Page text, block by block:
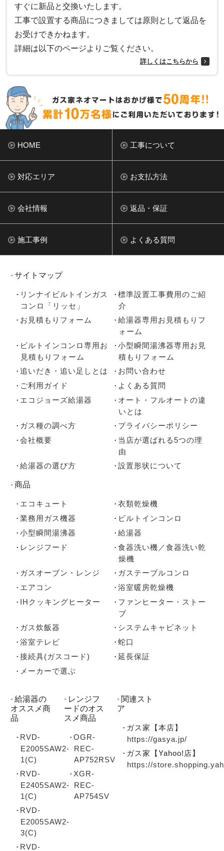
すぐに新品と交換いたします。
工事で設置する商品につきましては原則として返品を
お受けできかねます。
詳細は以下のページよりご覧ください。
詳しくはこちらから
HOME 工事について
対応エリア お支払方法
会社情報 返品・保証
施工事例 よくある質問
サイトマップ
リンナイビルトインガス
コンロ「リッセ」
標準設置工事費用のご紹
介
お見積もりフォーム
給湯器専用お見積もりフ
ォーム
ビルトインコンロ専用お
見積もりフォーム
小型瞬間湯沸器専用お見
積もりフォーム
追いだき・追い足しとは
お問い合わせ
ご利用ガイド
よくある質問
エコジョーズ給湯器
オート・フルオートの違
いとは
ガス種の調べ方
プライバシーポリシー
会社概要
当店が選ばれる5つの理
由
給湯器の選び方
設置形状について
商品
エコキュート
衣類乾燥機
業務用ガス機器
ビルトインコンロ
小型瞬間湯沸器
給湯器
レンジフード
食器洗い機／食器洗い乾
燥機
ガスオーブン・レンジ
ガステーブルコンロ
エアコン
浴室暖房乾燥機
IHクッキングヒーター
ファンヒーター・ストー
ブ
ガス炊飯器
システムキャビネット
浴室テレビ
蛇口
接続具(ガスコード)
延長保証
メーカーで選ぶ
給湯器の
オススメ商
品
RVD-
E2005SAW2-
1(C)
RVD-
E2405SAW2-
1(C)
RVD-
E2005SAW2-
3(C)
RVD-
レンジフ
ードのオス
スメ商品
OGR-
REC-
AP752RSV
XGR-
REC-
AP754SV
関連スト
ア
ガス家【本店】
https://gasya.jp/
ガス家【Yahoo!店】
https://